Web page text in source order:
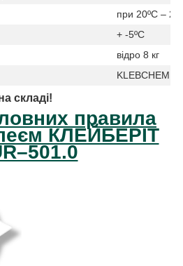
при 20ºC –
+ -5ºC
відро 8 кг
KLEBCHEMIE
складі!
правила
КЛЕЙБЕРІТ